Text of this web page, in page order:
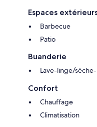
Espaces
Barbecue
Patio
Buanderie
Lave-linge/
Confort
Chauffage
Climatisation